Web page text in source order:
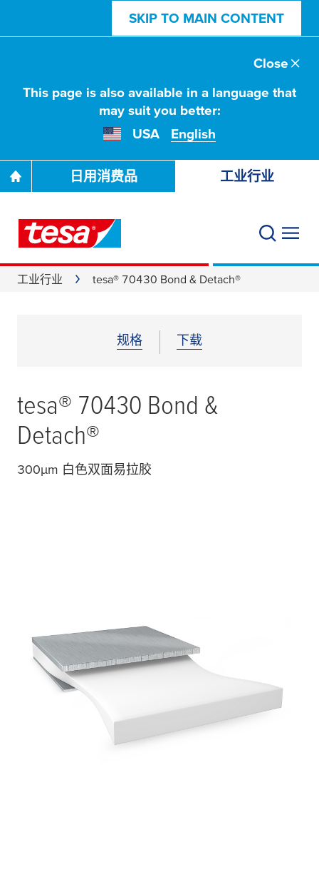
SKIP TO MAIN CONTENT
This page is also available in a language that
may suit you better:
USA
English
Close
日用消费品 工业行业
工业行业 tesa® 70430 Bond & Detach®
规格 下载
tesa® 70430 Bond &
Detach®
300µm 白色双面易拉胶